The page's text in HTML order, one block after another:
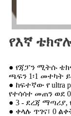
የእኛ
● የጃፓን ሚትሱ
ጫፍን 1፡1 መተካት
● ከፍተኛው የ ultra
የተሳሳተ መጠን ወደ
● 3 - ደረጃ
● ቀላሉ ጥገና፣ 0